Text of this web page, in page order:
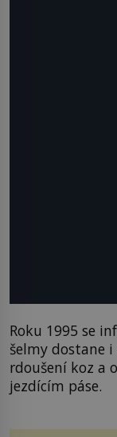
Roku 1995 se
šelmy dostane
rdoušení koz a
jezdícím páse.